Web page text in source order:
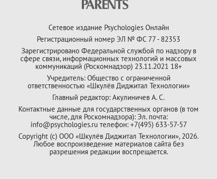
Сетевое издание Psychologies Онлайн
Регистрационный номер ЭЛ № ФС 77 - 82353
Зарегистрировано Федеральной службой по надзору в
сфере связи, информационных технологий и массовых
коммуникаций (Роскомнадзор) 23.11.2021 18+
Учредитель: Общество с ограниченной
ответственностью «Шкулёв Диджитал Технологии»
Главный редактор: Акулиничев А. С.
Контактные данные для государственных органов (в том
числе, для Роскомнадзора): Эл. почта:
info@psychologies.ru телефон: +7(495) 633-57-57
Copyright (с) ООО «Шкулёв Диджитал Технологии», 2026.
Любое воспроизведение материалов сайта без
разрешения редакции воспрещается.